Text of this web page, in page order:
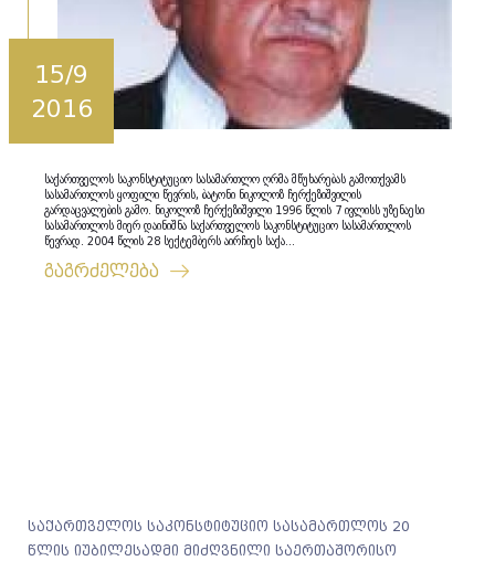
15/9
2016
საქართველოს საკონსტიტუციო სასამართლო ღრმა მწუხარებას გამოთქვამს
სასამართლოს ყოფილი წევრის, ბატონი ნიკოლოზ ჩერქეზიშვილის
გარდაცვალების გამო. ნიკოლოზ ჩერქეზიშვილი 1996 წლის 7 ივლისს უზენაესი
სასამართლოს მიერ დაინიშნა საქართველოს საკონსტიტუციო სასამართლოს
წევრად. 2004 წლის 28 სექტემბერს აირჩიეს საქა...
გაგრძელება
საქართველოს საკონსტიტუციო სასამართლოს 20
წლის იუბილესადმი მიძღვნილი საერთაშორისო